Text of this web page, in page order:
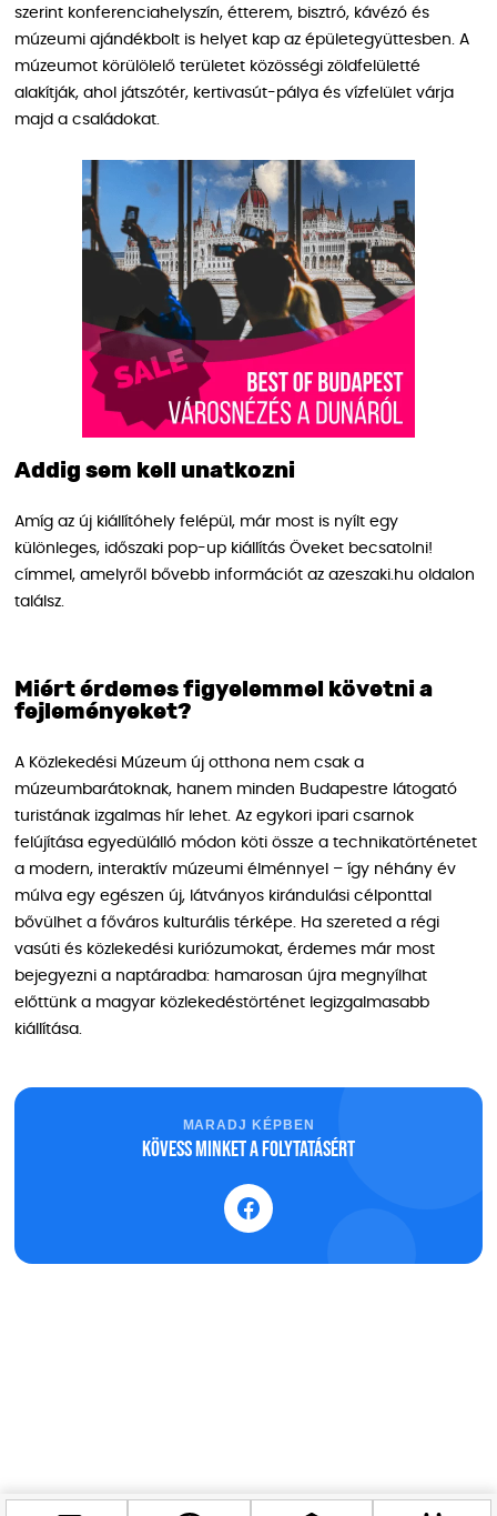
szerint konferenciahelyszín, étterem, bisztró, kávézó és
múzeumi ajándékbolt is helyet kap az épületegyüttesben. A
múzeumot körülölelő területet közösségi zöldfelületté
alakítják, ahol játszótér, kertivasút-pálya és vízfelület várja
majd a családokat.
Addig sem kell unatkozni
Amíg az új kiállítóhely felépül, már most is nyílt egy
különleges, időszaki pop-up kiállítás Öveket becsatolni!
címmel, amelyről bővebb információt az azeszaki.hu oldalon
találsz.
Miért érdemes figyelemmel követni a
fejleményeket?
A Közlekedési Múzeum új otthona nem csak a
múzeumbarátoknak, hanem minden Budapestre látogató
turistának izgalmas hír lehet. Az egykori ipari csarnok
felújítása egyedülálló módon köti össze a technikatörténetet
a modern, interaktív múzeumi élménnyel – így néhány év
múlva egy egészen új, látványos kirándulási célponttal
bővülhet a főváros kulturális térképe. Ha szereted a régi
vasúti és közlekedési kuriózumokat, érdemes már most
bejegyezni a naptáradba: hamarosan újra megnyílhat
előttünk a magyar közlekedéstörténet legizgalmasabb
kiállítása.
MARADJ KÉPBEN
Kövess minket a folytatásért